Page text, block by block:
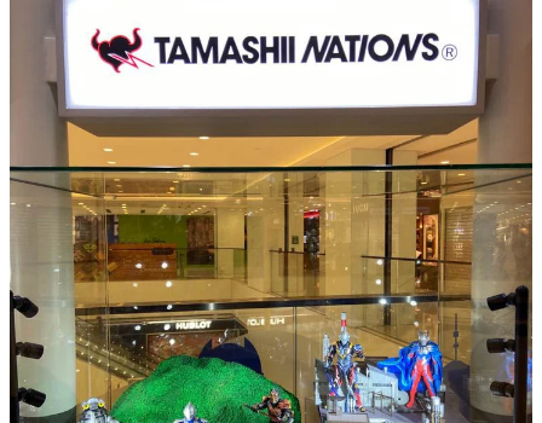
今次LCX將展出多款Q版超人，而歷年來最受歡迎之一的超人